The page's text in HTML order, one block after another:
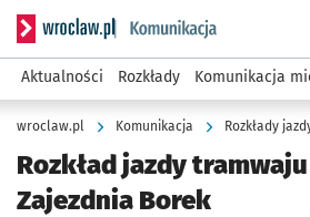
Serwis informacyjny wroclaw.pl
Aktualności Rozkłady Komunikacja
wroclaw.pl Komunikacja Rozkłady
Rozkład jazdy
Zajezdnia Borek